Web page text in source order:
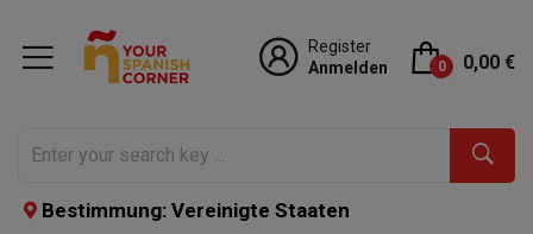
Register
Anmelden
0 0,00 €
Bestimmung: Vereinigte Staaten